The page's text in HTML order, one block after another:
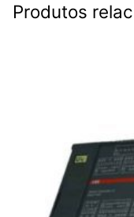
Produtos